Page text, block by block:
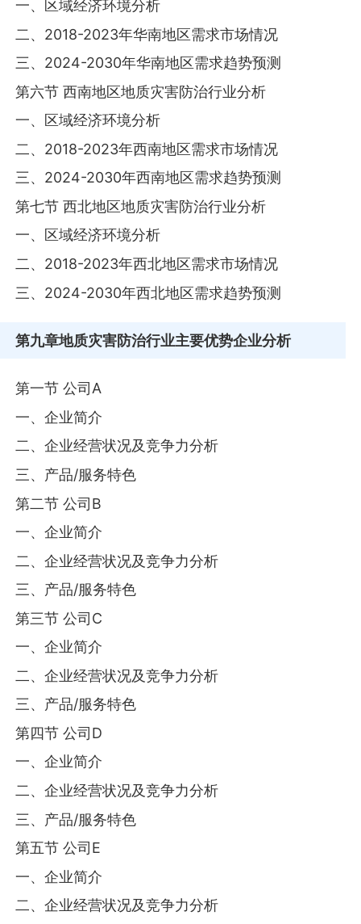
一、区域经济环境分析
二、2018-2023年华南地区需求市场情况
三、2024-2030年华南地区需求趋势预测
第六节 西南地区地质灾害防治行业分析
一、区域经济环境分析
二、2018-2023年西南地区需求市场情况
三、2024-2030年西南地区需求趋势预测
第七节 西北地区地质灾害防治行业分析
一、区域经济环境分析
二、2018-2023年西北地区需求市场情况
三、2024-2030年西北地区需求趋势预测
第九章地质灾害防治行业主要优势企业分析
第一节 公司A
一、企业简介
二、企业经营状况及竞争力分析
三、产品/服务特色
第二节 公司B
一、企业简介
二、企业经营状况及竞争力分析
三、产品/服务特色
第三节 公司C
一、企业简介
二、企业经营状况及竞争力分析
三、产品/服务特色
第四节 公司D
一、企业简介
二、企业经营状况及竞争力分析
三、产品/服务特色
第五节 公司E
一、企业简介
二、企业经营状况及竞争力分析